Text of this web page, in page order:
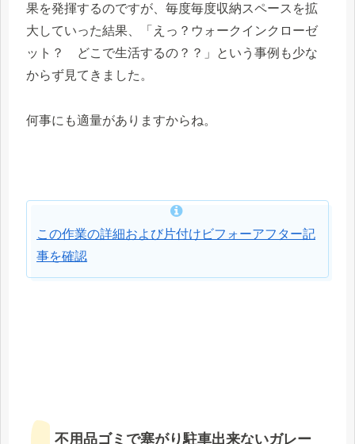
果を発揮するのですが、毎度毎度収納スペースを拡
大していった結果、「えっ？ウォークインクローゼ
ット？ どこで生活するの？？」という事例も少な
からず見てきました。
何事にも適量がありますからね。
この作業の詳細および片付けビフォーアフター記
事を確認
不用品ゴミで塞がり駐車出来ないガレー